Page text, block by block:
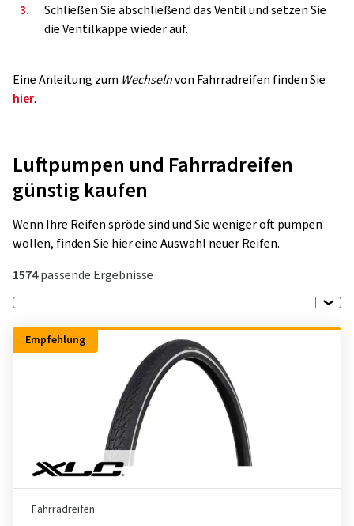
3.
Schließen Sie abschließend das Ventil und setzen Sie
die Ventilkappe wieder auf.
Eine Anleitung zum Wechselnvon Fahrradreifen finden Sie
hier.
Luftpumpen und Fahrradreifen
günstig kaufen
Wenn Ihre Reifen spröde sind und Sie weniger oft pumpen
wollen, finden Sie hier eine Auswahl neuer Reifen.
1574passende Ergebnisse
Empfehlung
Fahrradreifen